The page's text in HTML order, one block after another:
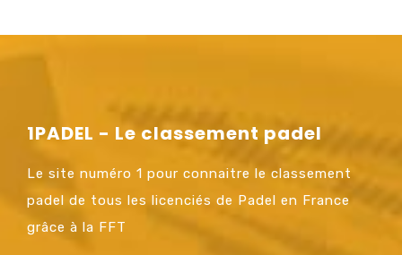
1PADEL - Le classement padel
Le site numéro 1 pour connaitre le classement
padel de tous les licenciés de Padel en France
grâce à la FFT